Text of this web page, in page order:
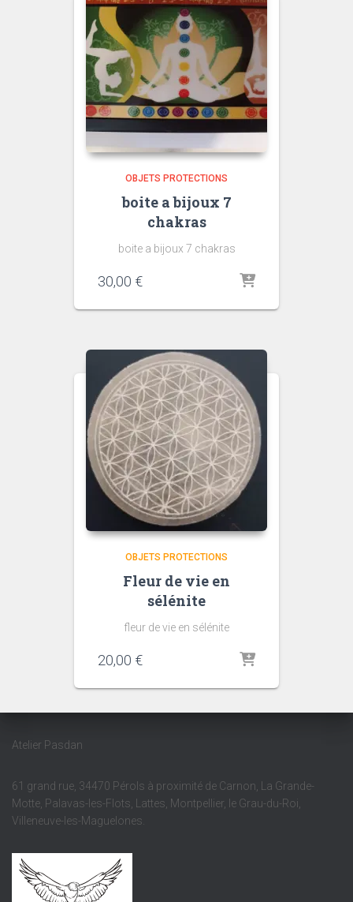
OBJETS PROTECTIONS
boite a bijoux 7
chakras
boite a bijoux 7 chakras
30,00 €
OBJETS PROTECTIONS
Fleur de vie en
sélénite
fleur de vie en sélénite
20,00 €
Atelier Pasdan
61 grand rue, 34470 Pérols à proximité de Carnon, La Grande-
Motte, Palavas-les-Flots, Lattes, Montpellier, le Grau-du-Roi,
Villeneuve-les-Maguelones.